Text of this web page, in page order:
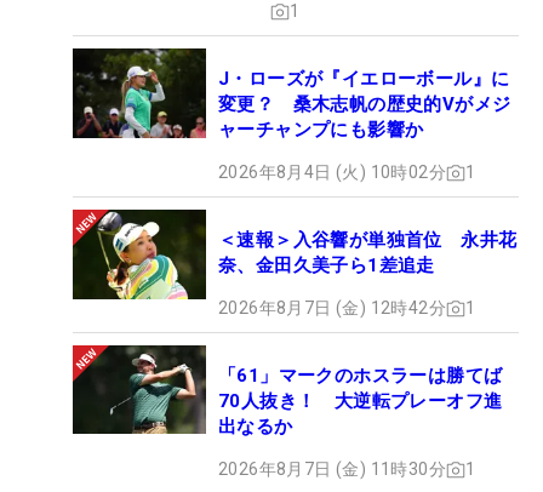
1
J・ローズが『イエローボール』に
変更？ 桑木志帆の歴史的Vがメジ
ャーチャンプにも影響か
2026年8月4日 (火) 10時02分 1
＜速報＞入谷響が単独首位 永井花
奈、金田久美子ら1差追走
2026年8月7日 (金) 12時42分 1
「61」マークのホスラーは勝てば
70人抜き！ 大逆転プレーオフ進
出なるか
2026年8月7日 (金) 11時30分 1